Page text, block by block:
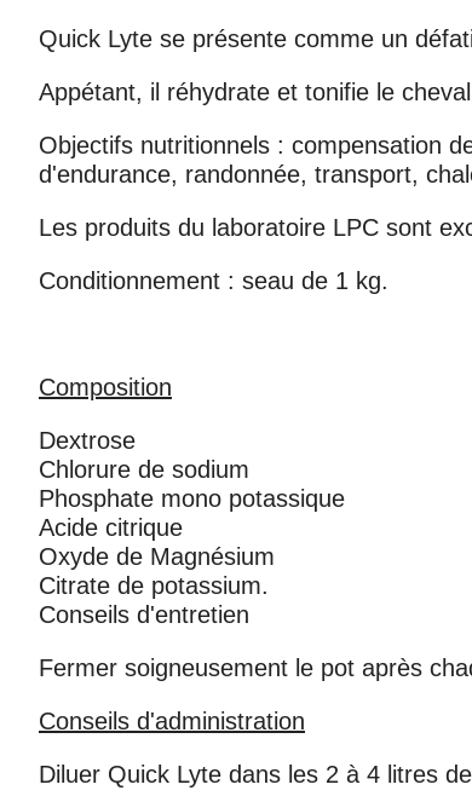
Quick Lyte se présente comme un
Appétant, il réhydrate et tonifie le
Objectifs nutritionnels : compensation
d'endurance, randonnée, transport,
Les produits du laboratoire LPC sont
Conditionnement : seau de 1 kg.
Composition
Dextrose
Chlorure de sodium
Phosphate mono potassique
Acide citrique
Oxyde de Magnésium
Citrate de potassium.
Conseils d'entretien
Fermer soigneusement le pot après
Conseils d'administration
Diluer Quick Lyte dans les 2 à 4 litres